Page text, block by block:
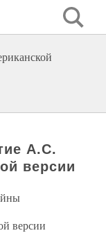
А.С.
версии
версии